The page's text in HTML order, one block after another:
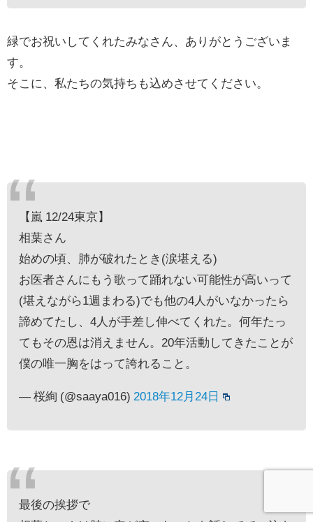
緑でお祝いしてくれたみなさん、ありがとうございま
す。
そこに、私たちの気持ちも込めさせてください。
【嵐 12/24東京】
相葉さん
始めの頃、肺が破れたとき(涙堪える)
お医者さんにもう歌って踊れない可能性が高いって
(堪えながら1週まわる)でも他の4人がいなかったら
諦めてたし、4人が手差し伸べてくれた。何年たっ
てもその恩は消えません。20年活動してきたことが
僕の唯一胸をはって誇れること。
— 桜絢 (@saaya016) 2018年12月24日
最後の挨拶で